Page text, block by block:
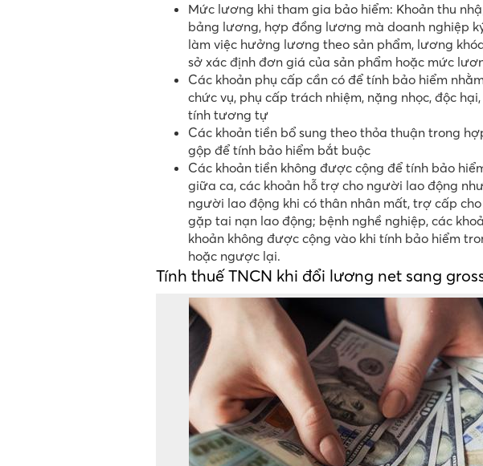
Mức lương khi tham gia bảo hiểm: Khoản thu
bảng lương, hợp đồng lương mà doanh nghiệp
làm việc hưởng lương theo sản phẩm, lương
sở xác định đơn giá của sản phẩm hoặc mức
Các khoản phụ cấp cần có để tính bảo hiểm
chức vụ, phụ cấp trách nhiệm, nặng nhọc, độc
tính tương tự
Các khoản tiền bổ sung theo thỏa thuận trong
gộp để tính bảo hiểm bắt buộc
Các khoản tiền không được cộng để tính bảo
giữa ca, các khoản hỗ trợ cho người lao động
người lao động khi có thân nhân mất, trợ cấp
gặp tai nạn lao động; bệnh nghề nghiệp, các
khoản không được cộng vào khi tính bảo hiểm
hoặc ngược lại.
Tính thuế TNCN khi đổi lương net sang